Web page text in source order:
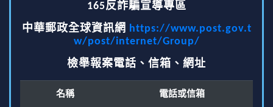
165反詐騙宣導專區
中華郵政全球資訊網 https://www.post.gov.t
w/post/internet/Group/
檢舉報案電話、信箱、網址
名稱 電話或信箱